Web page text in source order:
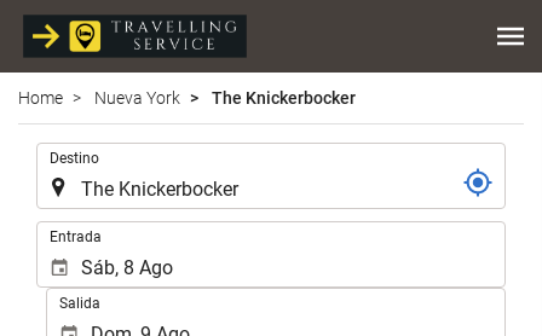
Home Nueva York The Knickerbocker
Destino
Entrada
Salida